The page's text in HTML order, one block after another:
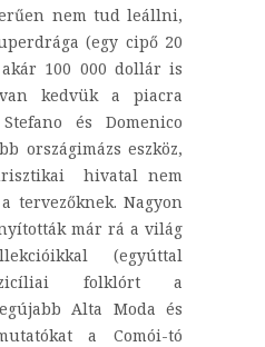
nem tud leállni,
(egy cipő 20
100 000 dollár is
kedvük a piacra
és Domenico
országimázs eszköz,
hivatal nem
tervezőknek. Nagyon
már rá a világ
(egyúttal
folklórt a
Alta Moda és
a Comói-tó